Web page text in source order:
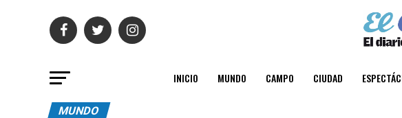
INICIO MUNDO CAMPO CIUDAD
MUNDO